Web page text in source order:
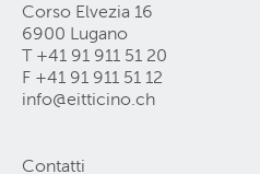
Corso Elvezia 16
6900 Lugano
T +41 91 911 51 20
F +41 91 911 51 12
info@eitticino ch
Contatti